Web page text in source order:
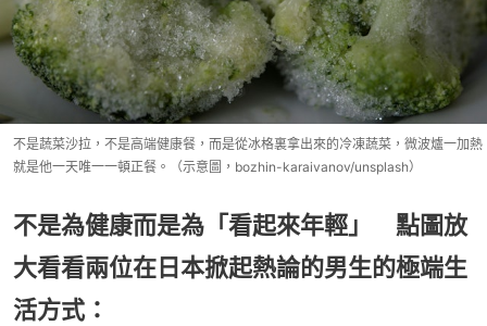
不是蔬菜沙拉，不是高端健康餐，而是從冰格裏拿出來的冷凍蔬菜，微波爐一加熱
就是他一天唯一一頓正餐。（示意圖，bozhin-karaivanov/unsplash）
不是為健康而是為「看起來年輕」 點圖放
大看看兩位在日本掀起熱論的男生的極端生
活方式：